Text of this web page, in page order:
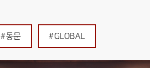
#동문 #GLOBAL